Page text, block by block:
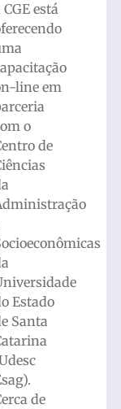
CGE está
line em
o
de
Estado
Santa
de